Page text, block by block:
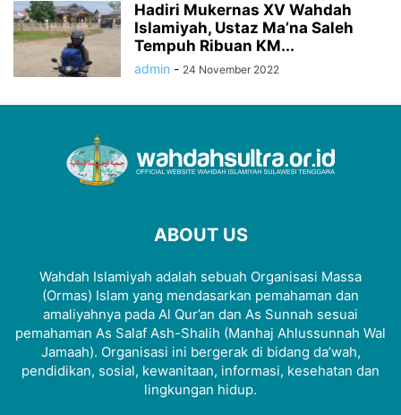
Hadiri Mukernas XV Wahdah
Islamiyah, Ustaz Ma’na Saleh
Tempuh Ribuan KM...
admin - 24 November 2022
ABOUT US
Wahdah Islamiyah adalah sebuah Organisasi Massa
(Ormas) Islam yang mendasarkan pemahaman dan
amaliyahnya pada Al Qur’an dan As Sunnah sesuai
pemahaman As Salaf Ash-Shalih (Manhaj Ahlussunnah Wal
Jamaah). Organisasi ini bergerak di bidang da’wah,
pendidikan, sosial, kewanitaan, informasi, kesehatan dan
lingkungan hidup.